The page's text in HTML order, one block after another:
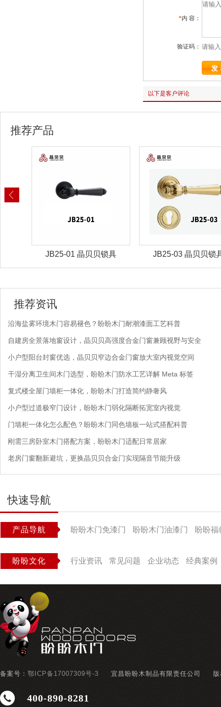
*内 容：
验证码：
以下是客户评论
推荐产品
JB25-03 晶贝贝锁具 JB25-07 晶
推荐资讯
沿海盐雾环境木门容易褪色？盼盼木门耐潮漆面工艺科普
自建房全景落地窗设计，晶贝贝高强度合金门窗兼顾视野与安全
小户型阳台封窗优选，晶贝贝窄边合金门窗放大室内视觉空间
干湿分离卫生间木门选型，盼盼木门防水工艺详解 Meta 标签
复式楼全屋门墙柜一体化，盼盼木门打造简约静奢风
小户型过道极窄门设计，盼盼木门弱化隔断拓宽室内视觉
门墙柜一体化怎么配色？盼盼木门同色墙板一站式搭配科普
刚需三房卧室木门搭配方案，盼盼木门适配日常居家
老房门窗翻新避坑，更换晶贝贝合金门实现隔音节能升级
快速导航
产品导航 盼盼木门免漆门 盼盼木门油漆门 盼盼福
盼盼文化 行业资讯 常见问题 企业动态 经典案例
备案号： 鄂ICP备17007309号-3 宜昌盼盼木制品有限责任公司
400-890-8281